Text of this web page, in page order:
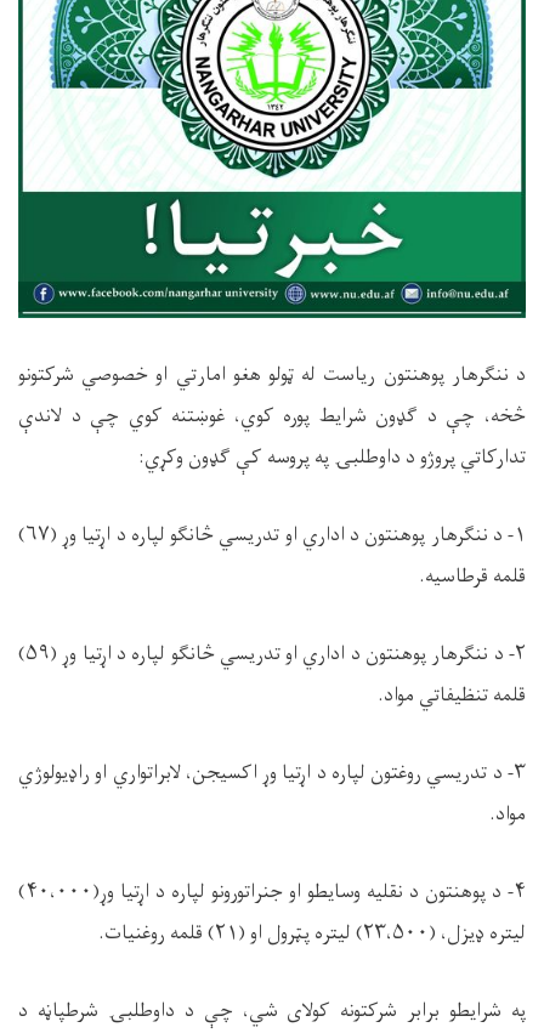
د ننګرهار پوهنتون ریاست له ټولو هغو امارتي او خصوصي شرکتونو
څخه، چې د ګډون شرایط پوره کوي، غوښتنه کوي چې د لاندې
تدارکاتي پروژو د داوطلبۍ په پروسه کې ګډون وکړي:
۱-د ننګرهار پوهنتون د اداري او تدریسي څانګو لپاره د اړتیا وړ(۶۷)
قلمه قرطاسیه.
۲- د ننګرهار پوهنتون د اداري او تدریسي څانګو لپاره د اړتیا وړ
(۵۹)
قلمهتنظیفاتي مواد.
۳- د تدریسي روغتون لپاره د اړتیا وړ اکسیجن، لابراتواري او راډیولوژي
مواد.
۴- د پوهنتون د نقلیه وسایطو او جنراتورونو لپاره د اړتیا وړ(۴۰،۰۰۰)
لیتره ډیزل، (۲۳،۵۰۰) لیتره پټرول او (۲۱) قلمه روغنیات
.
په شرایطو برابر شرکتونه کولای شي، چې د داوطلبۍ شرطپاڼه د